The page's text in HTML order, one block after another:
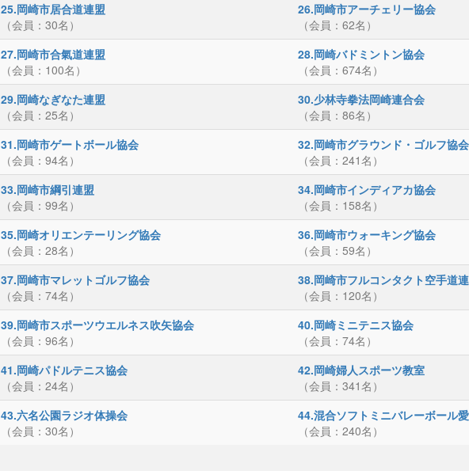
25.岡崎市居合道連盟
（会員：30名）
26.岡崎市アーチェリー協会
（会員：62名）
27.岡崎市合氣道連盟
（会員：100名）
28.岡崎バドミントン協会
（会員：674名）
29.岡崎なぎなた連盟
（会員：25名）
30.少林寺拳法岡崎連合会
（会員：86名）
31.岡崎市ゲートボール協会
（会員：94名）
32.岡崎市グラウンド・ゴルフ協会
（会員：241名）
33.岡崎市綱引連盟
（会員：99名）
34.岡崎市インディアカ協会
（会員：158名）
35.岡崎オリエンテーリング協会
（会員：28名）
36.岡崎市ウォーキング協会
（会員：59名）
37.岡崎市マレットゴルフ協会
（会員：74名）
38.岡崎市フルコンタクト空手道
（会員：120名）
39.岡崎市スポーツウエルネス吹矢協会
（会員：96名）
40.岡崎ミニテニス協会
（会員：74名）
41.岡崎パドルテニス協会
（会員：24名）
42.岡崎婦人スポーツ教室
（会員：341名）
43.六名公園ラジオ体操会
（会員：30名）
44.混合ソフトミニバレーボール
（会員：240名）